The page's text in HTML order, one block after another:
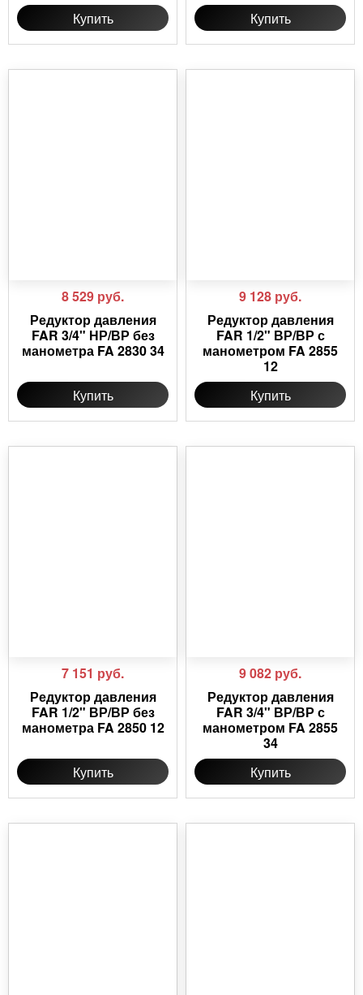
Купить
Купить
8 529 руб.
Редуктор давления
FAR 3/4" НР/ВР без
манометра FA 2830 34
Купить
9 128 руб.
Редуктор давления
FAR 1/2" ВР/ВР с
манометром FA 2855
12
Купить
7 151 руб.
Редуктор давления
FAR 1/2" ВР/ВР без
манометра FA 2850 12
Купить
9 082 руб.
Редуктор давления
FAR 3/4" ВР/ВР с
манометром FA 2855
34
Купить